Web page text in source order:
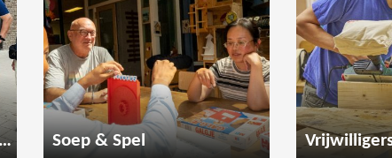
Geniet van de zomer tijdens een gezellige wandeling Soep & Spel